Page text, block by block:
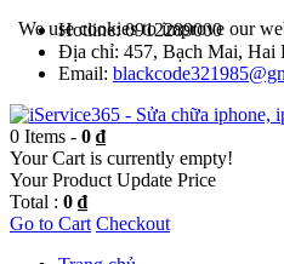
Hotline: 0912289000
Địa chỉ: 457, Bạch Mai, Hai
Email:
0 Items - 0 ₫
Your Cart is currently empty!
Your Product Update Price
Total : 0 ₫
Go to Cart Checkout
We use cookies to improve our